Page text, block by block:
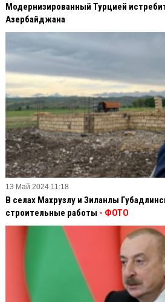
Модернизированный Турцией
Азербайджана
13 Май 2024 11:18
В селах Махрузлу и Зиланлы
строительные работы - ФОТО